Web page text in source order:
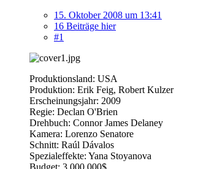
15. Oktober 2008 um 13:41
16 Beiträge hier
#1
Produktionsland: USA
Produktion: Erik Feig, Robert Kulzer
Erscheinungsjahr: 2009
Regie: Declan O'Brien
Drehbuch: Connor James Delaney
Kamera: Lorenzo Senatore
Schnitt: Raúl Dávalos
Spezialeffekte: Yana Stoyanova
Budget: 3.000.000$